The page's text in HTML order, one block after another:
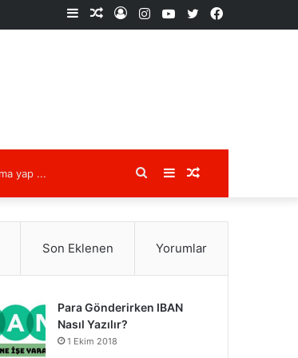
Facebook
X
YouTube
Instagram
Kayıt
Rastgele
Kenar
Rastgele
Makale
Kenar
Bölmesi
Arama
yap
Son Eklenen Yorumlar
Para Gönderirken IBAN
Nasıl Yazılır?
1 Ekim 2018